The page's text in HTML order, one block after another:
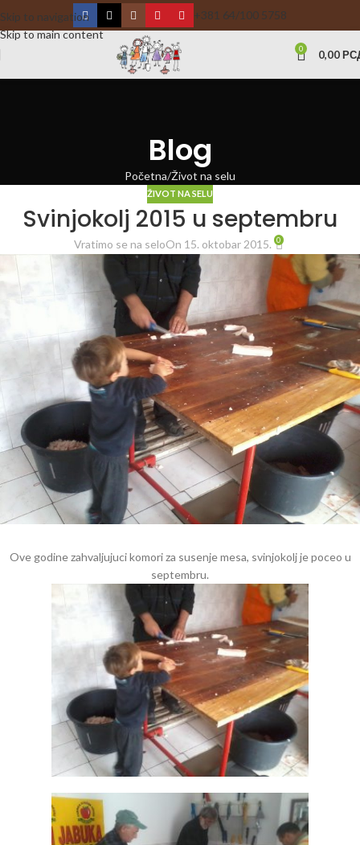
Skip to navigation
Skip to main content
+381 64/100 5758
0 0,00
Blog
Početna Život na selu
ŽIVOT NA SELU
Svinjokolj 2015 u septembru
Vratimo se na seloOn 15. oktobar 2015. 0
Ove godine zahvaljujuci komori za susenje mesa, svinjokolj je poceo u
septembru.